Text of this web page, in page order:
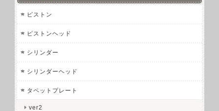
ピストン
ピストンヘッド
シリンダー
シリンダーヘッド
タペットプレート
ver2